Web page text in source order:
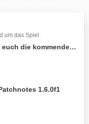
um das Spiel
Änderungen vor,
1.6.0f1